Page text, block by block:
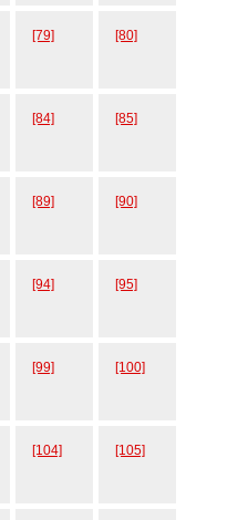
[79] [80]
[84] [85]
[89] [90]
[94] [95]
[99] [100]
[104] [105]